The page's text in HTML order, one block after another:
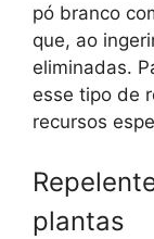
pó branco
que, ao
eliminadas.
esse tipo de
recursos
plantas